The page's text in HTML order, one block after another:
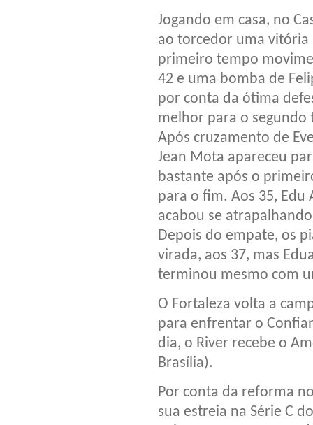
Jogando em casa, no
ao torcedor uma vitória
primeiro tempo
42 e uma bomba de
por conta da ótima
melhor para o segundo
Após cruzamento de
Jean Mota apareceu
bastante após o
para o fim. Aos 35, Edu
acabou se
Depois do empate, os
virada, aos 37, mas
terminou mesmo com
O Fortaleza volta a
para enfrentar o
dia, o River recebe o
Brasília).
Por conta da reforma
sua estreia na Série C